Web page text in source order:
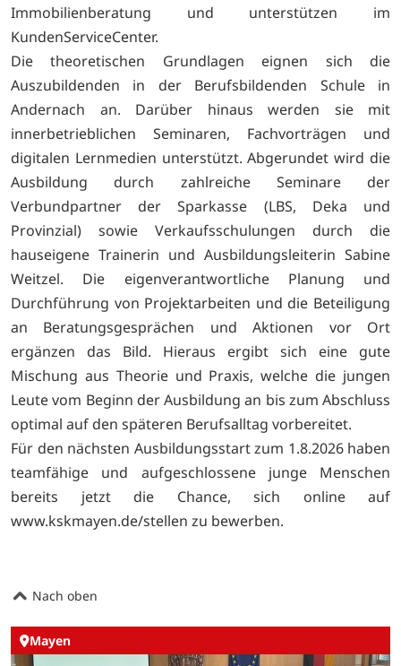
Immobilienberatung und unterstützen im
KundenServiceCenter.
Die theoretischen Grundlagen eignen sich die
Auszubildenden in der Berufsbildenden Schule in
Andernach an. Darüber hinaus werden sie mit
innerbetrieblichen Seminaren, Fachvorträgen und
digitalen Lernmedien unterstützt. Abgerundet wird die
Ausbildung durch zahlreiche Seminare der
Verbundpartner der Sparkasse (LBS, Deka und
Provinzial) sowie Verkaufsschulungen durch die
hauseigene Trainerin und Ausbildungsleiterin Sabine
Weitzel. Die eigenverantwortliche Planung und
Durchführung von Projektarbeiten und die Beteiligung
an Beratungsgesprächen und Aktionen vor Ort
ergänzen das Bild. Hieraus ergibt sich eine gute
Mischung aus Theorie und Praxis, welche die jungen
Leute vom Beginn der Ausbildung an bis zum Abschluss
optimal auf den späteren Berufsalltag vorbereitet.
Für den nächsten Ausbildungsstart zum 1.8.2026 haben
teamfähige und aufgeschlossene junge Menschen
bereits jetzt die Chance, sich online auf
www.kskmayen.de/stellen zu bewerben.
Nach oben
Mayen